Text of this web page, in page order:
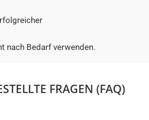
nach Bedarf verwenden.
FRAGEN (FAQ)